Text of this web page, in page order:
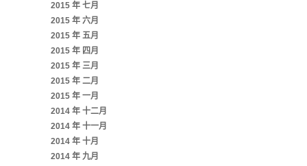
2015 年 七月
2015 年 六月
2015 年 五月
2015 年 四月
2015 年 三月
2015 年 二月
2015 年 一月
2014 年 十二月
2014 年 十一月
2014 年 十月
2014 年 九月